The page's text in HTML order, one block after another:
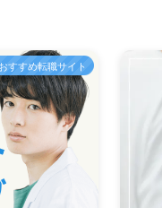
おすすめ転職サイト